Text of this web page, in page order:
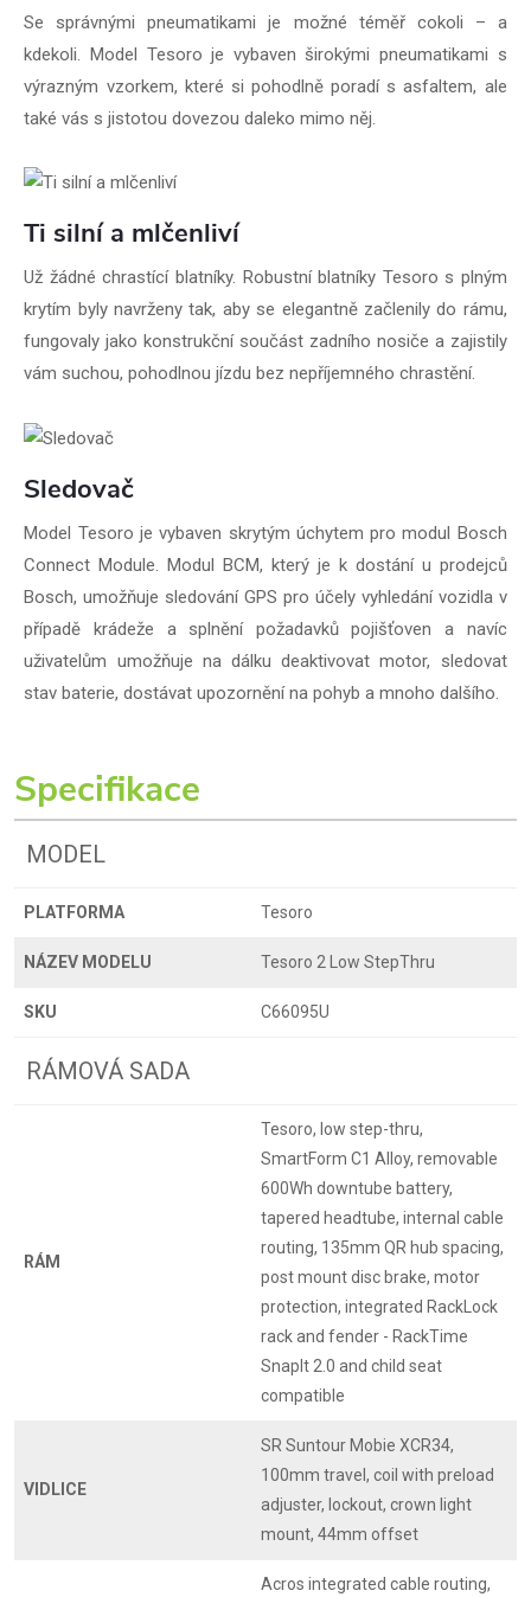
Se správnými pneumatikami je možné téměř cokoli – a
kdekoli. Model Tesoro je vybaven širokými pneumatikami s
výrazným vzorkem, které si pohodlně poradí s asfaltem, ale
také vás s jistotou dovezou daleko mimo něj.
Ti silní a mlčenliví
Už žádné chrastící blatníky. Robustní blatníky Tesoro s plným
krytím byly navrženy tak, aby se elegantně začlenily do rámu,
fungovaly jako konstrukční součást zadního nosiče a zajistily
vám suchou, pohodlnou jízdu bez nepříjemného chrastění.
Sledovač
Model Tesoro je vybaven skrytým úchytem pro modul Bosch
Connect Module. Modul BCM, který je k dostání u prodejců
Bosch, umožňuje sledování GPS pro účely vyhledání vozidla v
případě krádeže a splnění požadavků pojišťoven a navíc
uživatelům umožňuje na dálku deaktivovat motor, sledovat
stav baterie, dostávat upozornění na pohyb a mnoho dalšího.
Specifikace
MODEL
PLATFORMA Tesoro
NÁZEV MODELU Tesoro 2 Low StepThru
SKU C66095U
RÁMOVÁ SADA
RÁM
Tesoro, low step-thru,
SmartForm C1 Alloy, removable
600Wh downtube battery,
tapered headtube, internal cable
routing, 135mm QR hub spacing,
post mount disc brake, motor
protection, integrated RackLock
rack and fender - RackTime
SnapIt 2.0 and child seat
compatible
VIDLICE
SR Suntour Mobie XCR34,
100mm travel, coil with preload
adjuster, lockout, crown light
mount, 44mm offset
Acros integrated cable routing,